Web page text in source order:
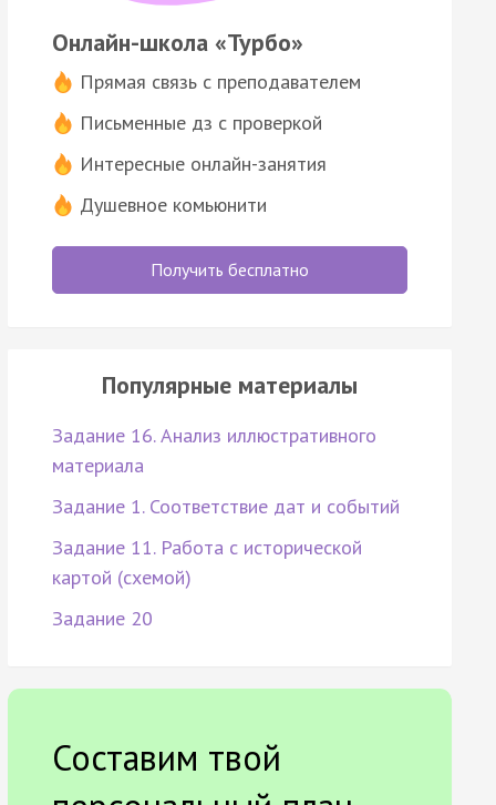
Онлайн-школа «Турбо»
Прямая связь с преподавателем
Письменные дз с проверкой
Интересные онлайн-занятия
Душевное комьюнити
Получить бесплатно
Популярные материалы
Задание 16. Анализ иллюстративного
материала
Задание 1. Соответствие дат и событий
Задание 11. Работа с исторической
картой (схемой)
Задание 20
Составим твой